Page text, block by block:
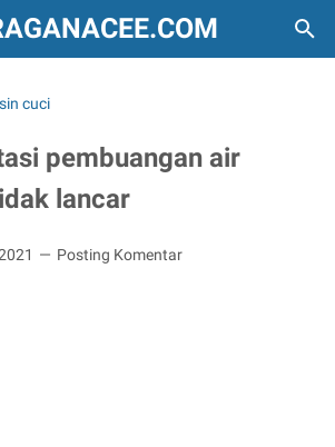
cuci
pembuangan air
lancar
Posting Komentar